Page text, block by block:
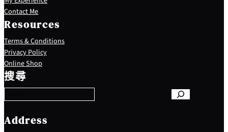
Contact Me
Resources
Terms & Conditions
Privacy Policy
Online Shop
搜尋
S
e
a
c
h
Address